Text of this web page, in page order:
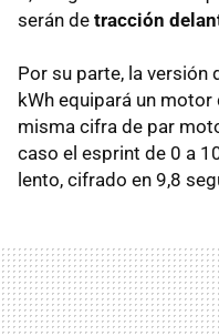
serán de tracción
Por su parte, la versión
kWh equipará un motor
misma cifra de par
caso el esprint de 0 a
lento, cifrado en 9,8